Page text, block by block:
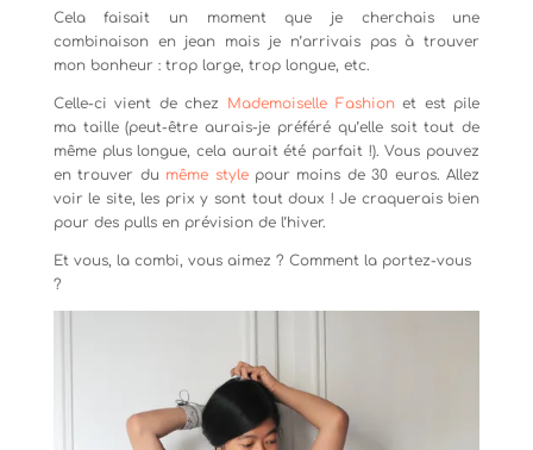
Cela faisait un moment que je cherchais une
combinaison en jean mais je n’arrivais pas à trouver
mon bonheur : trop large, trop longue, etc.
Celle-ci vient de chez Mademoiselle Fashionet est pile
ma taille (peut-être aurais-je préféré qu’elle soit tout de
même plus longue, cela aurait été parfait !). Vous pouvez
en trouver du même stylepour moins de 30 euros. Allez
voir le site, les prix y sont tout doux ! Je craquerais bien
pour des pulls en prévision de l’hiver.
Et vous, la combi, vous aimez ? Comment la portez-vous
?